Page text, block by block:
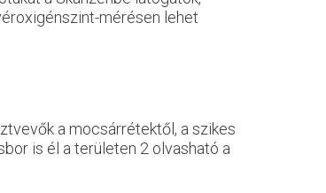
mérésen lehet
a mocsárrétektől, a szikes
is él a területen 2 olvasható a